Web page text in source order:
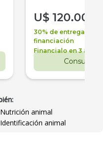
U$ 120.000
30% de entrega +
financiación
Financialo en 3 años
Consultar
Nutrición animal
Identificación animal